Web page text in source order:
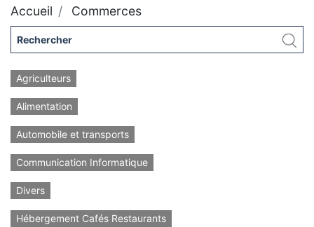
Accueil Commerces
Agriculteurs
Alimentation
Automobile et transports
Communication Informatique
Divers
Hébergement Cafés Restaurants